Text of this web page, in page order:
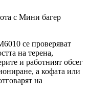
с Мини багер
се проверяват
на терена,
и работният обсег
а кофата или
на